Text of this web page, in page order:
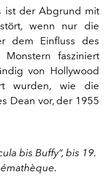
ist der Abgrund mit
wenn nur die
dem Einfluss des
fasziniert
von Hollywood
wurden, wie die
Dean vor, der 1955
bis Buffy“, bis 19.